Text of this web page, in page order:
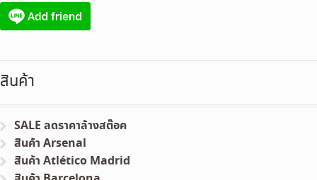
สินค้า
SALE ลดราคาล้างสต๊อค
สินค้า Arsenal
สินค้า Atlético Madrid